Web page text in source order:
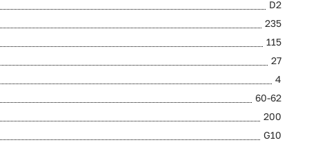
D2
235
115
27
4
60-62
200
G10